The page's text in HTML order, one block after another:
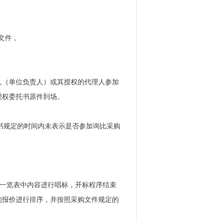
件 。
单位负责人）或其授权的代理人参加
委托书原件到场。
规定的时间内未表示是否参加询比采购
览表中内容进行唱标，开标程序结束
价进行排序，并按照采购文件规定的